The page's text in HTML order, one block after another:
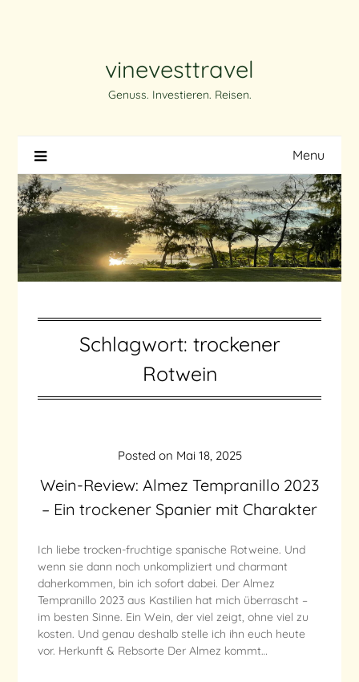
vinevesttravel
Genuss. Investieren. Reisen.
Menu
Schlagwort: trockener
Rotwein
Wein-Review: Almez Tempranillo 2023
– Ein trockener Spanier mit Charakter
Posted on Mai 18, 2025
Ich liebe trocken-fruchtige spanische Rotweine. Und
wenn sie dann noch unkompliziert und charmant
daherkommen, bin ich sofort dabei. Der Almez
Tempranillo 2023 aus Kastilien hat mich überrascht –
im besten Sinne. Ein Wein, der viel zeigt, ohne viel zu
kosten. Und genau deshalb stelle ich ihn euch heute
vor. Herkunft & Rebsorte Der Almez kommt…